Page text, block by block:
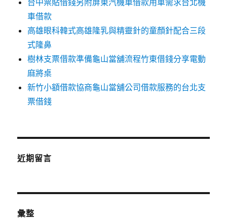
台中票貼借錢另附屏東汽機車借款用車需求台北機
車借款
高雄眼科韓式高雄隆乳與精靈針的童顏針配合三段
式隆鼻
樹林支票借款準備龜山當舖流程竹東借錢分享電動
麻將桌
新竹小額借款協商龜山當舖公司借款服務的台北支
票借錢
近期留言
彙整